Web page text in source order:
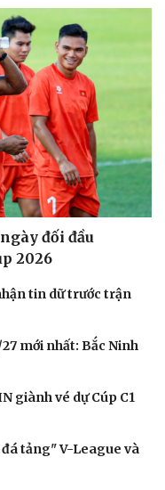
đối đầu
2026
tin dữ trước trận
mới nhất: Bắc Ninh
giành vé dự Cúp C1
tảng" V-League và